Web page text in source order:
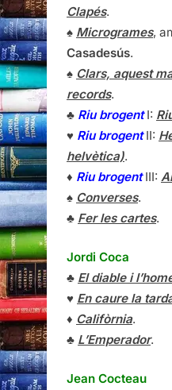
Clapés.
♠ Microgrames,
Casadesús.
♠ Clars, aquest
records.
♣ Riu brogentI:
♥ Riu brogentII:
helvètica).
♦ Riu brogentIII:
♠ Converses.
♣ Fer les cartes.
Jordi Coca
♣ El diable i
♥ En caure la
♦ Califòrnia.
♣ L’Emperador.
Jean Cocteau